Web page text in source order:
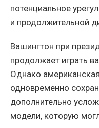
потенциальное
и продолжительной
Вашингтон при
продолжает играть
Однако
одновременно
дополнительно
модели, которую